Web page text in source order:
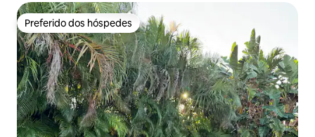
Preferido dos hóspedes
Preferido dos hóspedes